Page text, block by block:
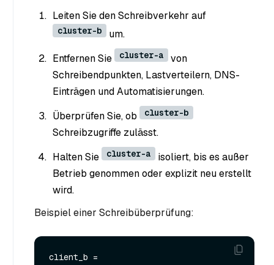
Leiten Sie den Schreibverkehr auf
cluster-b
um.
Entfernen Sie
cluster-a
von
Schreibendpunkten, Lastverteilern, DNS-
Einträgen und Automatisierungen.
Überprüfen Sie, ob
cluster-b
Schreibzugriffe zulässt.
Halten Sie
cluster-a
isoliert, bis es außer
Betrieb genommen oder explizit neu erstellt
wird.
Beispiel einer Schreibüberprüfung:
client_b =